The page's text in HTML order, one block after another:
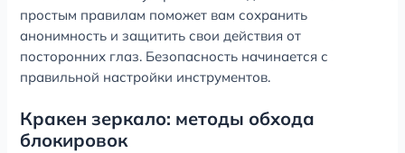
простым правилам поможет вам сохранить
анонимность и защитить свои действия от
посторонних глаз. Безопасность начинается с
правильной настройки инструментов.
Кракен зеркало: методы обхода
блокировок